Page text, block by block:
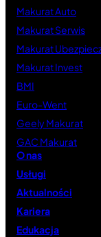
Makurat Auto
Makurat Serwis
Makurat
Makurat Invest
BMI
Euro-Went
Geely Makurat
GAC Makurat
O nas
Usługi
Aktualności
Kariera
Edukacja